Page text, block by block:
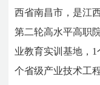
西省南昌市，是江
第二轮高水平高职
业教育实训基地，
个省级产业技术工